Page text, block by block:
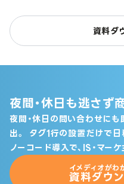
資料ダ
夜間・休日も逃さず
夜間・休日の問い合わせに
出。
タグ1行の設置だけで
ノーコード導入で、IS・マー
イメディオがわ
資料ダウ